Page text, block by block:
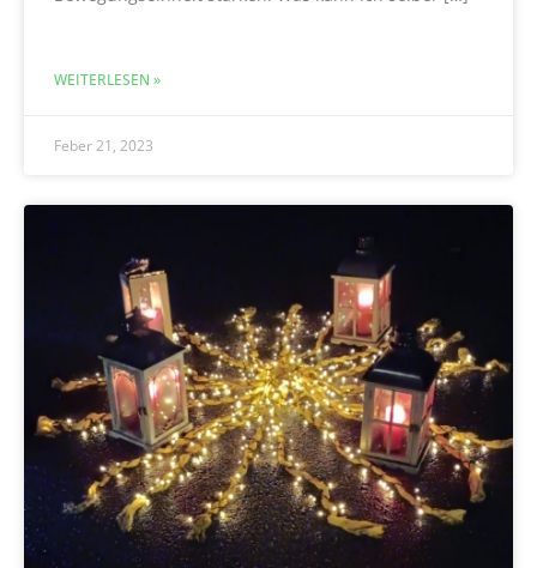
WEITERLESEN »
Feber 21, 2023